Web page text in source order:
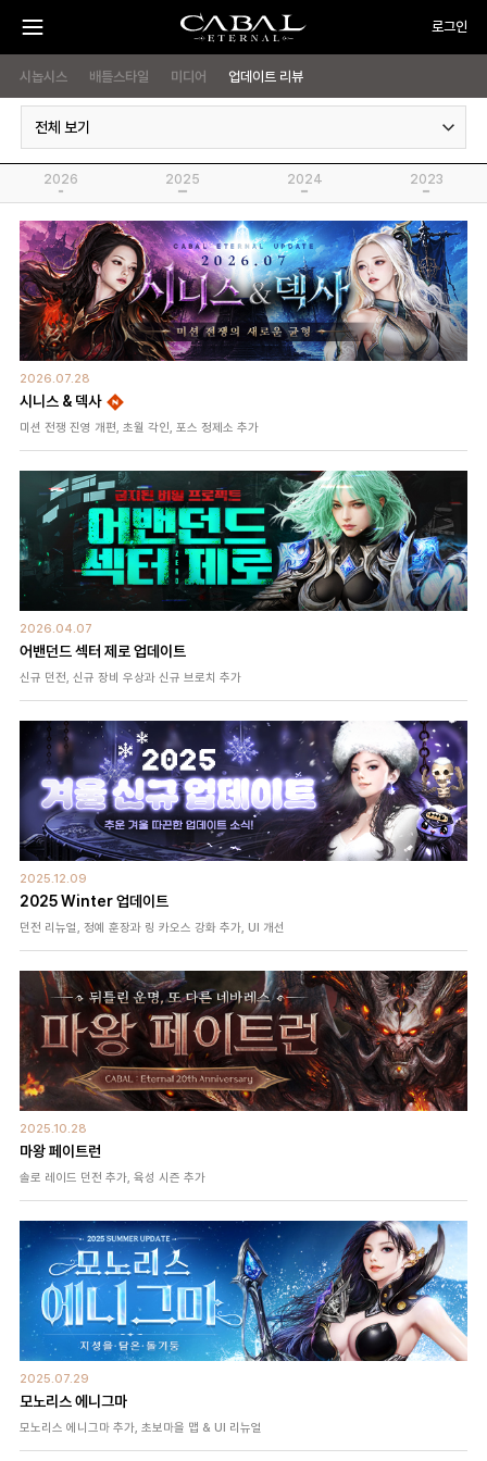
CABAL
TRANSCENDENCE
메
뉴
메
기
로그인
PC
OFF
임
작
하
기
시놉시스 배틀스타일 미디어 업데이트 리뷰
전체 보기
2026 2025 2024 2023
2026.07.28
시니스 & 덱사
미션 전쟁 진영 개편, 초월 각인, 포스 정제소 추가
2026.04.07
어밴던드 섹터 제로 업데이트
신규 던전, 신규 장비 우상과 신규 브로치 추가
2025.12.09
2025 Winter 업데이트
던전 리뉴얼, 정예 훈장과 링 카오스 강화 추가, UI 개선
2025.10.28
마왕 페이트런
솔로 레이드 던전 추가, 육성 시즌 추가
2025.07.29
모노리스 에니그마
모노리스 에니그마 추가, 초보마을 맵 & UI 리뉴얼